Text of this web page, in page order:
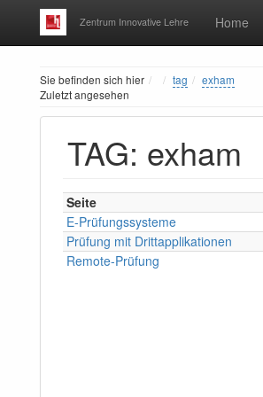
Zentrum Innovative Lehre Home
Sie befinden sich hier Home
tag
exham
Zuletzt angesehen
TAG: exham
Seite
E-Prüfungssysteme
Prüfung mit Drittapplikationen
Remote-Prüfung